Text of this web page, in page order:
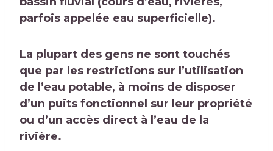
parfois appelée eau superficielle).
La plupart des gens ne sont touchés
que par les restrictions sur l’utilisation
de l’eau potable, à moins de disposer
d’un puits fonctionnel sur leur propriété
ou d’un accès direct à l’eau de la
rivière.